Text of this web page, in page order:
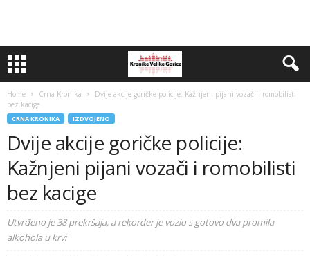
Home Crna Kronika
Dvije akcije goričke policije: Kažnjeni pijani vozači i romobilisti
bez kacige
CRNA KRONIKA IZDVOJENO
Dvije akcije goričke policije:
Kažnjeni pijani vozači i romobilisti
bez kacige
Utvrđeno je 38 prekršaja, a rekorder je vozio s gotovo dva promila
alkohola u krvi